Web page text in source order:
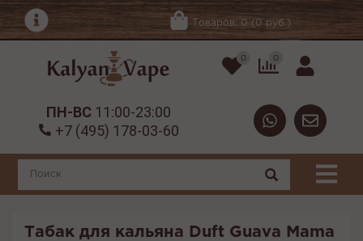
Товаров: 0 (0 руб.)
0 0
ПН-ВС 11:00-23:00
+7 (495) 178-03-60
Табак для кальяна Duft Guava Mama